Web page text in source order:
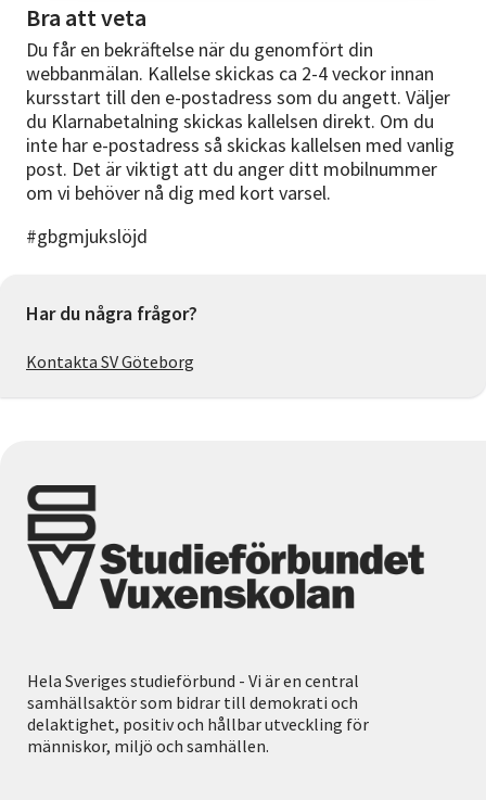
Bra att veta
Du får en bekräftelse när du genomfört din
webbanmälan. Kallelse skickas ca 2-4 veckor innan
kursstart till den e-postadress som du angett. Väljer
du Klarnabetalning skickas kallelsen direkt. Om du
inte har e-postadress så skickas kallelsen med vanlig
post. Det är viktigt att du anger ditt mobilnummer
om vi behöver nå dig med kort varsel.
#gbgmjukslöjd
Har du några frågor?
Kontakta SV Göteborg
Hela Sveriges studieförbund - Vi är en central
samhällsaktör som bidrar till demokrati och
delaktighet, positiv och hållbar utveckling för
människor, miljö och samhällen.